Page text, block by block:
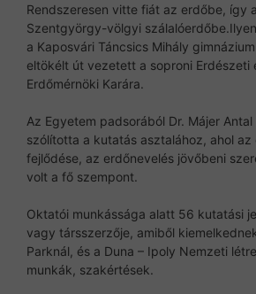
Rendszeresen vitte fiát az erdőbe, így
Szentgyörgy-völgyi
a Kaposvári Táncsics Mihály
eltökélt út vezetett a soproni Erdészeti
Erdőmérnöki Karára.
Az Egyetem padsorából Dr. Májer
szólította a kutatás asztalához, ahol
fejlődése, az erdőnevelés jövőbeni
volt a fő szempont.
Oktatói munkássága alatt 56 kutatási
vagy társszerzője, amiből
Parknál, és a Duna – Ipoly Nemzeti
munkák, szakértések.